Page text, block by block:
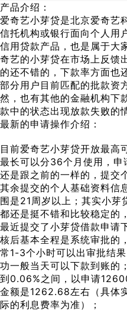
产品介绍：
爱奇艺小芽贷是北京爱奇艺
信托机构或银行面向个人用
信用贷款产品，也是属于大
奇艺的小芽贷在市场上反馈
的还不错的，下款率方面也
部分用户目前匹配的批款资
然，也有其他的金融机构下
款中的状态出现放款失败的
最新的申请操作介绍：
目前爱奇艺小芽贷开放最高
最长可以分36个月使用，
还是跟之前的一样的，提交
其余提交的个人基础资料信
围是21周岁以上；其实小芽
都还是挺不错和比较稳定的
最近提交了小芽贷借款申请
核后基本全程是系统审批的
常1-3个小时可以出审批结
功一般当天可以下款到账的
到0.06%之间，以申请
金额是1262.68左右（具体
际的利息费率为准）；